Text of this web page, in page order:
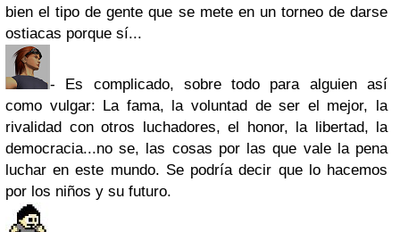
bien el tipo de gente que se mete en un torneo de darse
ostiacas porque sí...
- Es complicado, sobre todo para alguien así
como vulgar: La fama, la voluntad de ser el mejor, la
rivalidad con otros luchadores, el honor, la libertad, la
democracia...no se, las cosas por las que vale la pena
luchar en este mundo. Se podría decir que lo hacemos
por los niños y su futuro.